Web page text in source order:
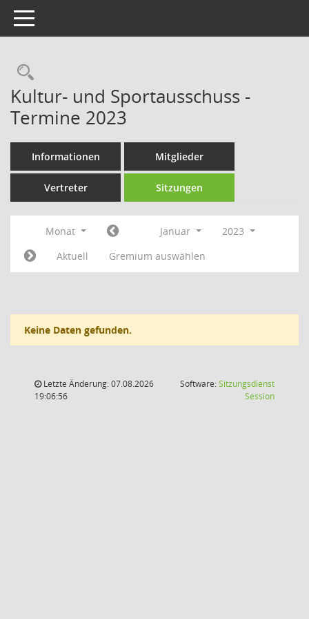
Toggle navigation
Rechercheauswahl
Kultur- und Sportausschuss -
Termine 2023
Informationen Mitglieder
Vertreter Sitzungen
Monat Januar
2023
Aktuell
Gremium auswählen
Keine Daten gefunden.
Letzte Änderung: 07.08.2026
19:06:56
Software:Sitzungsdienst
Session(Wird in